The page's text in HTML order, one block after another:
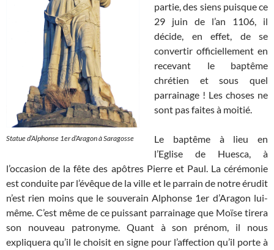
Statue d’Alphonse 1er d’Aragon à Saragosse
partie, des siens puisque ce
29 juin de l’an 1106, il
décide, en effet, de se
convertir officiellement en
recevant le baptême
chrétien et sous quel
parrainage ! Les choses ne
sont pas faites à moitié.
Le baptême à lieu en
l’Eglise de Huesca, à
l’occasion de la fête des apôtres Pierre et Paul. La cérémonie
est conduite par l’évêque de la ville et le parrain de notre érudit
n’est rien moins que le souverain Alphonse 1er d’Aragon lui-
même. C’est même de ce puissant parrainage que Moïse tirera
son nouveau patronyme. Quant à son prénom, il nous
expliquera qu’il le choisit en signe pour l’affection qu’il porte à